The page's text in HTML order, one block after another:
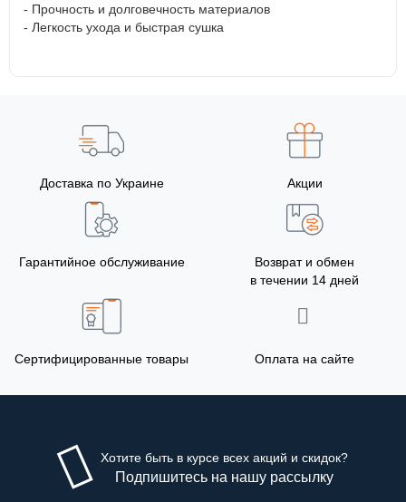
- Прочность и долговечность материалов
- Легкость ухода и быстрая сушка
Доставка по Украине Акции
Гарантийное обслуживание
Возврат и обмен
в течении 14 дней
Сертифицированные товары Оплата на сайте
Хотите быть в курсе всех акций и скидок?
Подпишитесь на нашу рассылку